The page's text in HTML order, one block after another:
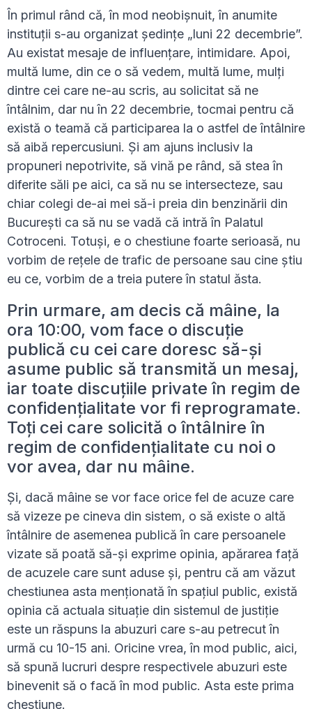
În primul rând că, în mod neobișnuit, în anumite
instituții s-au organizat ședințe „luni 22 decembrie”.
Au existat mesaje de influențare, intimidare. Apoi,
multă lume, din ce o să vedem, multă lume, mulți
dintre cei care ne-au scris, au solicitat să ne
întâlnim, dar nu în 22 decembrie, tocmai pentru că
există o teamă că participarea la o astfel de întâlnire
să aibă repercusiuni. Și am ajuns inclusiv la
propuneri nepotrivite, să vină pe rând, să stea în
diferite săli pe aici, ca să nu se intersecteze, sau
chiar colegi de-ai mei să-i preia din benzinării din
București ca să nu se vadă că intră în Palatul
Cotroceni. Totuși, e o chestiune foarte serioasă, nu
vorbim de rețele de trafic de persoane sau cine știu
eu ce, vorbim de a treia putere în statul ăsta.
Prin urmare, am decis că mâine, la
ora 10:00, vom face o discuție
publică cu cei care doresc să-și
asume public să transmită un mesaj,
iar toate discuțiile private în regim de
confidențialitate vor fi reprogramate.
Toți cei care solicită o întâlnire în
regim de confidențialitate cu noi o
vor avea, dar nu mâine.
Și, dacă mâine se vor face orice fel de acuze care
să vizeze pe cineva din sistem, o să existe o altă
întâlnire de asemenea publică în care persoanele
vizate să poată să-și exprime opinia, apărarea față
de acuzele care sunt aduse și, pentru că am văzut
chestiunea asta menționată în spațiul public, există
opinia că actuala situație din sistemul de justiție
este un răspuns la abuzuri care s-au petrecut în
urmă cu 10-15 ani. Oricine vrea, în mod public, aici,
să spună lucruri despre respectivele abuzuri este
binevenit să o facă în mod public. Asta este prima
chestiune.